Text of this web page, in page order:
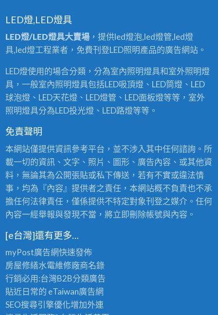
LED燈,LED燈具
LED燈/LED燈具大賣場，提供led燈泡,led燈管,led燈
具,led燈工程業者，免費刊登LED照明產品的廣告網站。
LED燈使用的場合分類，分為室內照明燈具和室外照明燈
具，一般室內照明燈具包括LED吸頂燈、LED筒燈、LED
球泡燈、LED天花燈、LED燈管、LED面板燈等等，室外
照明燈具分為LED投光燈、LED路燈等等。
免責聲明
本網站僅提供資訊參考平台，並不涉入其中任何諮詢。所
載一切的資訊、文字、照片、圖形、廣告內容、或其他資
料，無論其為公開張貼或私下傳送，若有不實或違法情
事，均為『內容』提供者之責任，本網站概不負責也不承
擔任何法律責任，僅係提供不特定對象刊登之媒介。任何
內容一經舉報與發現不當，將立即刪除帳號與內容。
[e台灣]還有更多…
myPost廣告網快速發佈
房屋修繕水電維修廠商名錄
行銷必用:台灣B2B分類廣告
貼近日常的 eTaiwan廣告網
SEO搜尋引擎優化增加外連